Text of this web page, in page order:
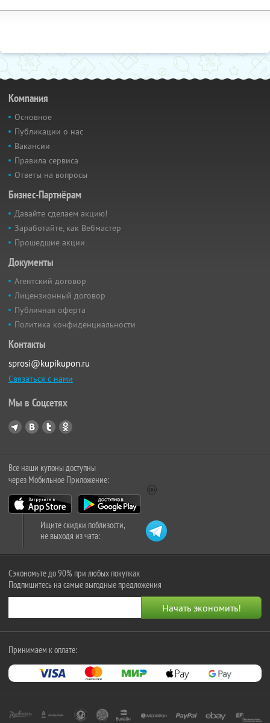
Компания
Основное
Публикации о нас
Вакансии
Правила сервиса
Ответы на вопросы
Бизнес-Партнёрам
Давайте сделаем акцию!
Заработайте, как Вебмастер
Прошедшие акции
Документы
Агентский договор
Лицензионный договор
Публичная оферта
Политика конфиденциальности
Контакты
sprosi@kupikupon.ru
Связаться с нами
Мы в Соцсетях
Все наши купоны доступны
через Мобильное Приложение:
Ищите скидки поблизости,
не выходя из чата:
Сэкономьте до 90% при любых покупках
Подпишитесь на самые выгодные предложения
Принимаем к оплате: